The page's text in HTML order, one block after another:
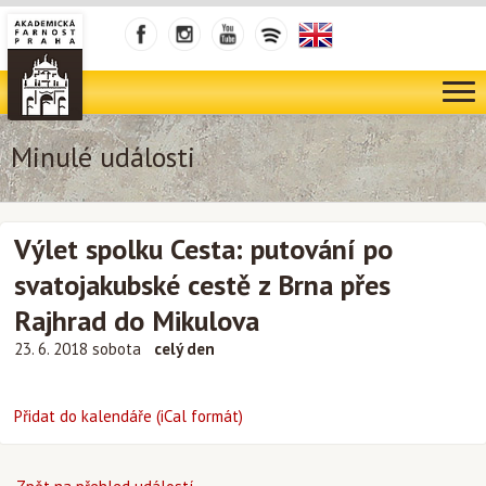
Minulé události
Výlet spolku Cesta: putování po
svatojakubské cestě z Brna přes
Rajhrad do Mikulova
23. 6. 2018 sobota celý den
Přidat do kalendáře (iCal formát)